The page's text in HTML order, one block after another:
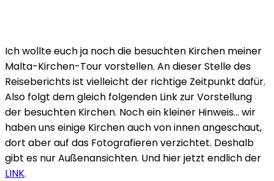
Ich wollte euch ja noch die besuchten Kirchen meiner
Malta-Kirchen-Tour vorstellen. An dieser Stelle des
Reiseberichts ist vielleicht der richtige Zeitpunkt dafür.
Also folgt dem gleich folgenden Link zur Vorstellung
der besuchten Kirchen. Noch ein kleiner Hinweis… wir
haben uns einige Kirchen auch von innen angeschaut,
dort aber auf das Fotografieren verzichtet. Deshalb
gibt es nur Außenansichten. Und hier jetzt endlich der
LINK.